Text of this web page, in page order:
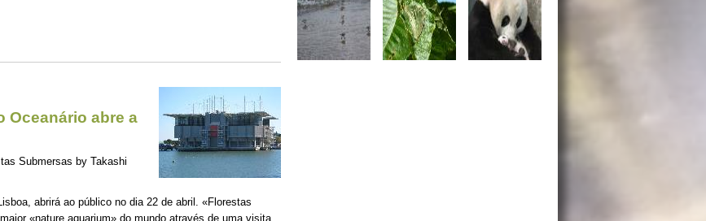
Oceanário abre a
Submersas by Takashi
abrirá ao público no dia 22 de abril. «Florestas
«nature aquarium» do mundo através de uma visita